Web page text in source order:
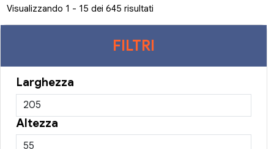
Visualizzando 1 - 15 dei 645 risultati
FILTRI
Larghezza
Altezza